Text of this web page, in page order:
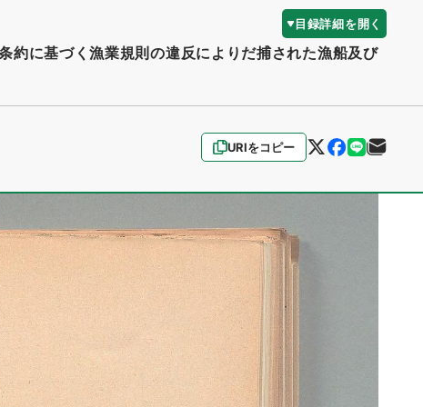
目録詳細を開く
約に基づく漁業規則の違反によりだ捕された漁船及び
URIをコピー